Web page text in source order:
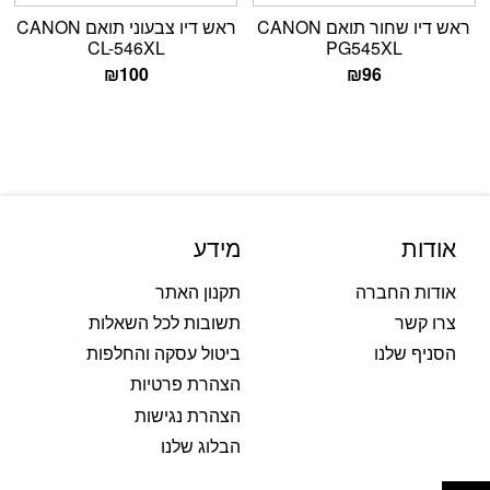
ראש דיו שחור תואם CANON
PG545XL
₪96
ראש דיו צבעוני תואם CANON
CL-546XL
₪100
אודות
אודות החברה
צרו קשר
הסניף שלנו
מידע
תקנון האתר
תשובות לכל השאלות
ביטול עסקה והחלפות
הצהרת פרטיות
הצהרת נגישות
הבלוג שלנו
פתח סרגל נגישות